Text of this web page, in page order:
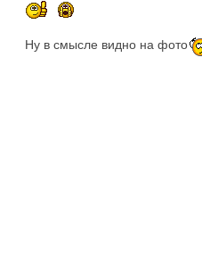
Ну в смысле видно на фото